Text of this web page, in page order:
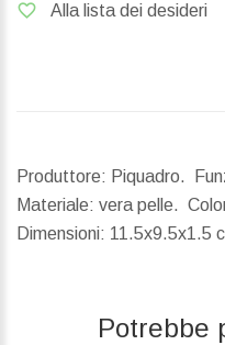
Alla lista dei desideri
Produttore: Piquadro.
Materiale: vera pelle.
Dimensioni: 11.5x9.5x1.5
Potrebbe